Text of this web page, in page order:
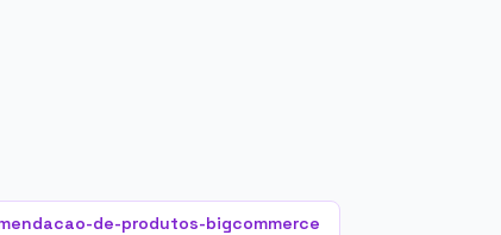
de-produtos-bigcommerce